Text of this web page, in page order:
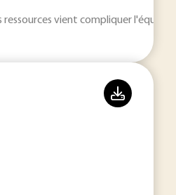
ressources vient compliquer